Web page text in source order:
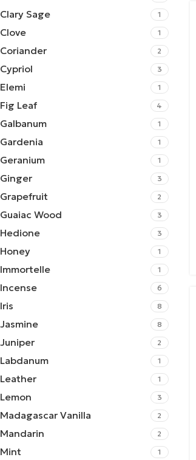
Clary Sage 1
Clove 1
Coriander 2
Cypriol 3
Elemi 1
Fig Leaf 4
Galbanum 1
Gardenia 1
Geranium 1
Ginger 3
Grapefruit 2
Guaiac Wood 3
Hedione 3
Honey 1
Immortelle 1
Incense 6
Iris 8
Jasmine 8
Juniper 2
Labdanum 1
Leather 1
Lemon 3
Madagascar Vanilla 2
Mandarin 2
Mint 1